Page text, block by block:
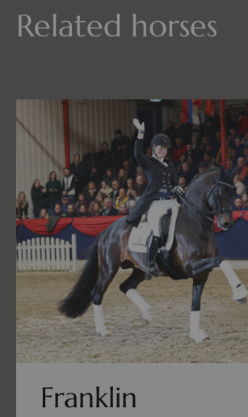
Related horses
Franklin